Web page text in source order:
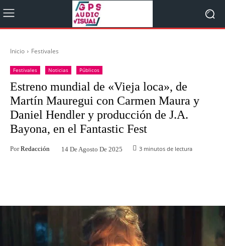
Inicio Festivales
Festivales Noticias Públicos
Estreno mundial de «Vieja loca», de
Martín Mauregui con Carmen Maura y
Daniel Hendler y producción de J.A.
Bayona, en el Fantastic Fest
Por Redacción 14 De Agosto De 2025 3 minutos de lectura